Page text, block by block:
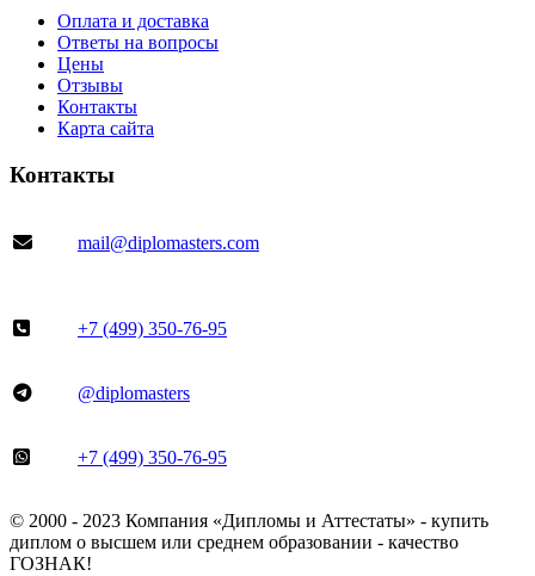
Оплата и доставка
Ответы на вопросы
Цены
Отзывы
Контакты
Карта сайта
Контакты
mail@diplomasters.com
+7 (499) 350-76-95
@diplomasters
+7 (499) 350-76-95
© 2000 - 2023 Компания «Дипломы и Аттестаты» - купить
диплом о высшем или среднем образовании - качество
ГОЗНАК!